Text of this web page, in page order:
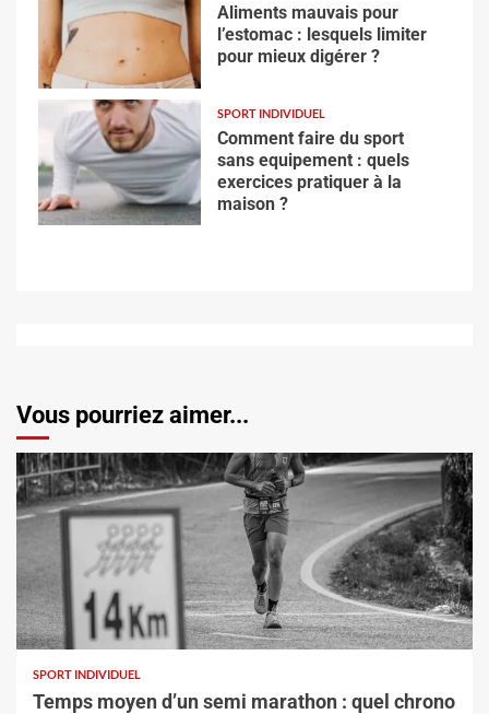
Aliments mauvais pour
l’estomac : lesquels limiter
pour mieux digérer ?
SPORT INDIVIDUEL
Comment faire du sport
sans equipement : quels
exercices pratiquer à la
maison ?
Vous pourriez aimer...
SPORT INDIVIDUEL
Temps moyen d’un semi marathon : quel chrono